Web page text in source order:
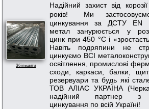
Збільшити
Надійний захист від
років! Ми
цинкування за ДСТУ EN
метал занурюється у
цинк при 450 °C і
Навіть подряпини не
цинкуємо ВСІ
освітлення, промислові
сходи, каркаси, балки,
резервуари та будь які
ТОВ АЛІАС УКРАЇНА
надійний партнер з
цинкування по всій Україні!